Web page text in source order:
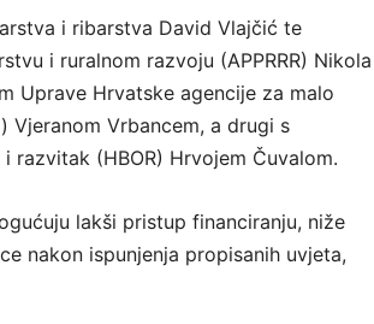
i ribarstva David Vlajčić te
i ruralnom razvoju (APPRRR) Nikola
Uprave Hrvatske agencije za malo
Vrbancem, a drugi s
razvitak (HBOR) Hrvojem Čuvalom.
lakši pristup financiranju, niže
nakon ispunjenja propisanih uvjeta,